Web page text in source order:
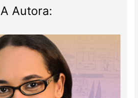
A Autora: